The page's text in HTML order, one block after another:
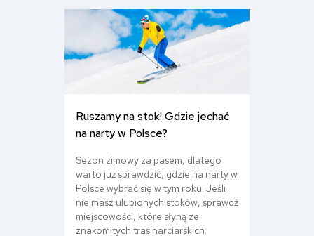
Ruszamy na stok! Gdzie jechać
na narty w Polsce?
Sezon zimowy za pasem, dlatego
warto już sprawdzić, gdzie na narty w
Polsce wybrać się w tym roku. Jeśli
nie masz ulubionych stoków, sprawdź
miejscowości, które słyną ze
znakomitych tras narciarskich.